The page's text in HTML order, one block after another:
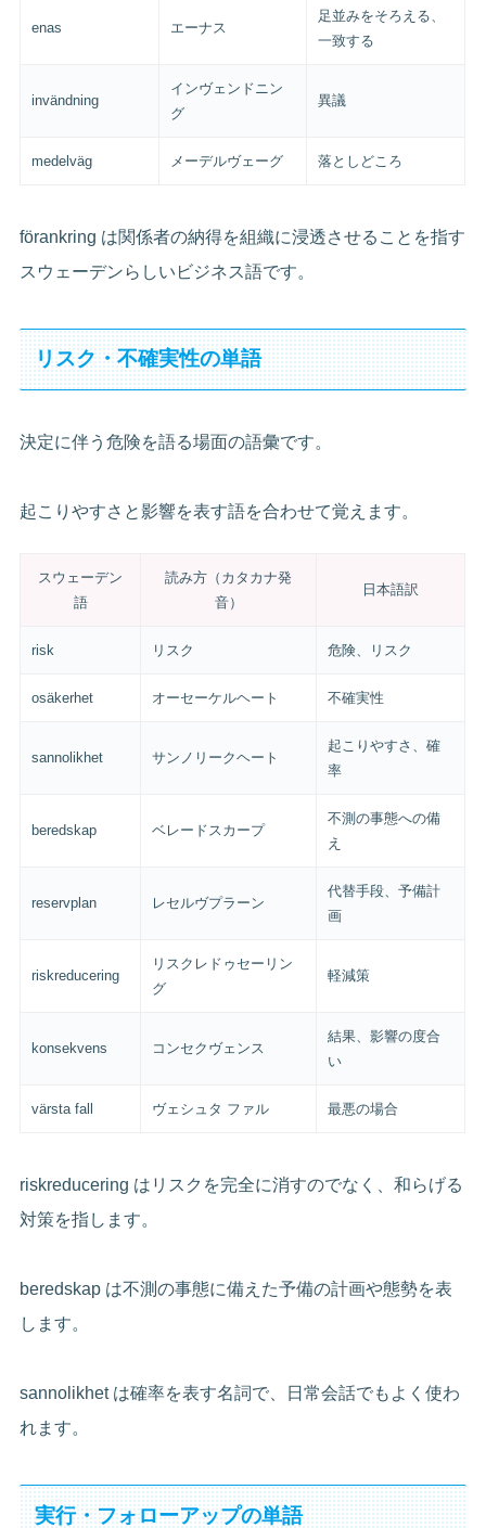
enas エーナス
足並みをそろえる、
一致する
invändning
インヴェンドニン
グ
異議
medelväg メーデルヴェーグ 落としどころ
förankring は関係者の納得を組織に浸透させることを指す
スウェーデンらしいビジネス語です。
リスク・不確実性の単語
決定に伴う危険を語る場面の語彙です。
起こりやすさと影響を表す語を合わせて覚えます。
スウェーデン
語
読み方（カタカナ発
音）
日本語訳
risk リスク 危険、リスク
osäkerhet オーセーケルヘート 不確実性
sannolikhet サンノリークヘート
起こりやすさ、確
率
beredskap ベレードスカープ
不測の事態への備
え
reservplan レセルヴプラーン
代替手段、予備計
画
riskreducering
リスクレドゥセーリン
グ
軽減策
konsekvens コンセクヴェンス
結果、影響の度合
い
värsta fall ヴェシュタ ファル 最悪の場合
riskreducering はリスクを完全に消すのでなく、和らげる
対策を指します。
beredskap は不測の事態に備えた予備の計画や態勢を表
します。
sannolikhet は確率を表す名詞で、日常会話でもよく使わ
れます。
実行・フォローアップの単語